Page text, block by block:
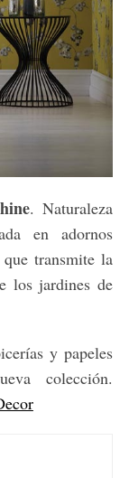
. Naturaleza
en adornos
transmite la
los jardines de
y papeles
colección.